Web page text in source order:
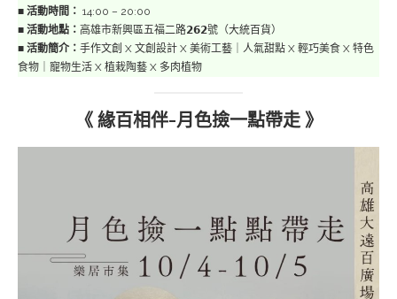
■ 活動時間： 14:00 – 20:00
■ 活動地點： 高雄市新興區五福二路𝟮𝟲𝟮號（大統百貨）
■ 活動簡介： 手作文創 X 文創設計 X 美術工藝｜人氣甜點 X 輕巧美食 X 特色
食物｜寵物生活 X 植栽陶藝 X 多肉植物
《 緣百相伴-月色撿一點帶走 》